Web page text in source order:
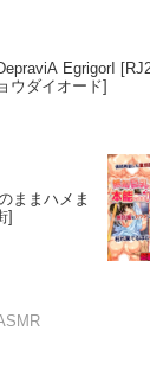
EgrigorI
ョウダイオード]
ままハメま
]